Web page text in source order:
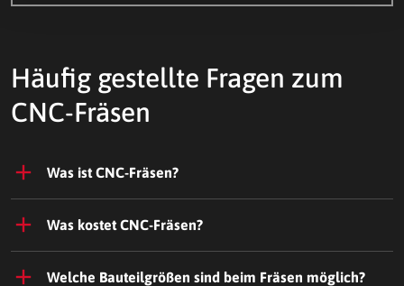
Häufig gestellte Fragen zum
CNC-Fräsen
Was ist CNC-Fräsen?
Was kostet CNC-Fräsen?
Welche Bauteilgrößen sind beim Fräsen möglich?